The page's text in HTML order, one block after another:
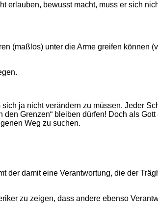
bewusst macht, muss er sich
(maßlos) unter die Arme greifen können
ja nicht verändern zu müssen. Jeder
Grenzen“ bleiben dürfen! Doch als
Weg zu suchen.
damit eine Verantwortung, die der
zu zeigen, dass andere ebenso